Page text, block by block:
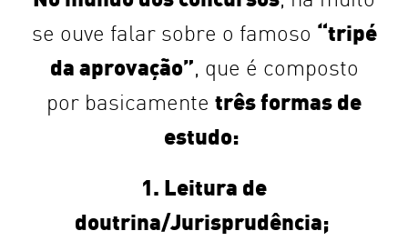
se ouve falar sobre o famoso “tripé
da aprovação”, que é composto
por basicamente três formas de
estudo:
1. Leitura de
doutrina/Jurisprudência;